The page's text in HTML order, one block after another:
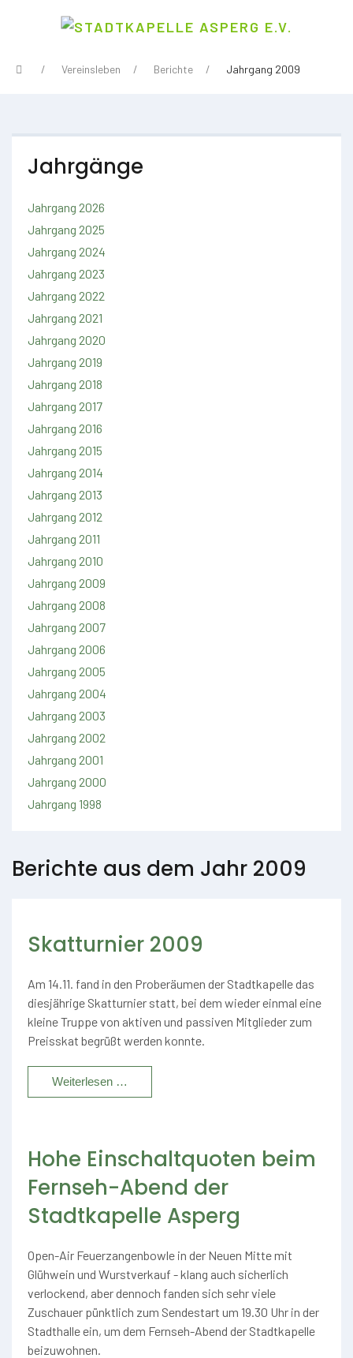
Vereinsleben Berichte Jahrgang 2009
Jahrgänge
Jahrgang 2026
Jahrgang 2025
Jahrgang 2024
Jahrgang 2023
Jahrgang 2022
Jahrgang 2021
Jahrgang 2020
Jahrgang 2019
Jahrgang 2018
Jahrgang 2017
Jahrgang 2016
Jahrgang 2015
Jahrgang 2014
Jahrgang 2013
Jahrgang 2012
Jahrgang 2011
Jahrgang 2010
Jahrgang 2009
Jahrgang 2008
Jahrgang 2007
Jahrgang 2006
Jahrgang 2005
Jahrgang 2004
Jahrgang 2003
Jahrgang 2002
Jahrgang 2001
Jahrgang 2000
Jahrgang 1998
Berichte aus dem Jahr 2009
Skatturnier 2009
Am 14.11. fand in den Proberäumen der Stadtkapelle das
diesjährige Skatturnier statt, bei dem wieder einmal eine
kleine Truppe von aktiven und passiven Mitglieder zum
Preisskat begrüßt werden konnte.
Weiterlesen …
Hohe Einschaltquoten beim
Fernseh-Abend der
Stadtkapelle Asperg
Open-Air Feuerzangenbowle in der Neuen Mitte mit
Glühwein und Wurstverkauf - klang auch sicherlich
verlockend, aber dennoch fanden sich sehr viele
Zuschauer pünktlich zum Sendestart um 19.30 Uhr in der
Stadthalle ein, um dem Fernseh-Abend der Stadtkapelle
beizuwohnen.